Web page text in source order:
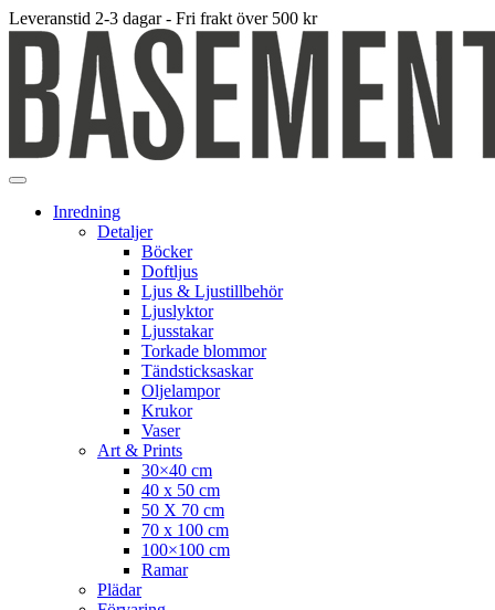
Leveranstid 2-3 dagar - Fri frakt över 500 kr
Inredning
Detaljer
Böcker
Doftljus
Ljus & Ljustillbehör
Ljuslyktor
Ljusstakar
Torkade blommor
Tändsticksaskar
Oljelampor
Krukor
Vaser
Art & Prints
30×40 cm
40 x 50 cm
50 X 70 cm
70 x 100 cm
100×100 cm
Ramar
Plädar